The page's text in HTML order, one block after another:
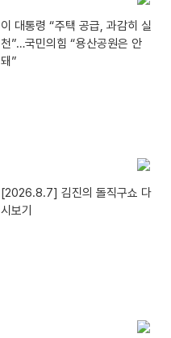
이 대통령 “주택 공급, 과감히 실
천”…국민의힘 “용산공원은 안
돼”
[2026.8.7] 김진의 돌직구쇼 다
시보기